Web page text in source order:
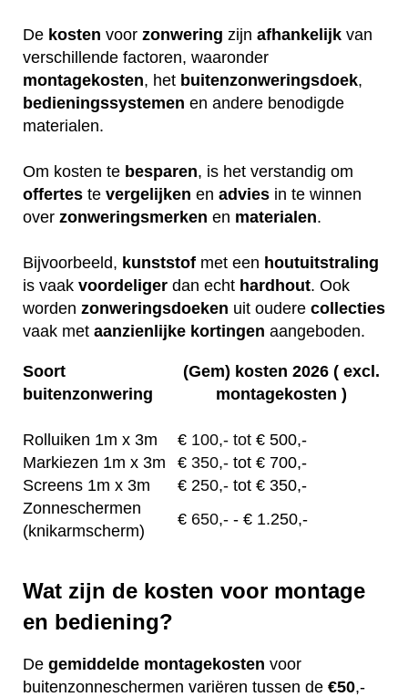
De kosten voor zonwering zijn afhankelijk van
verschillende factoren, waaronder
montagekosten, het buitenzonweringsdoek,
bedieningssystemen en andere benodigde
materialen.
Om kosten te besparen, is het verstandig om
offertes te vergelijken en advies in te winnen
over zonweringsmerken en materialen.
Bijvoorbeeld, kunststof met een houtuitstraling
is vaak voordeliger dan echt hardhout. Ook
worden zonweringsdoeken uit oudere collecties
vaak met aanzienlijke kortingen aangeboden.
Soort
buitenzonwering
(Gem) kosten 2026 ( excl.
montagekosten )
Rolluiken 1m x 3m € 100,- tot € 500,-
Markiezen 1m x 3m
€ 350,- tot € 700,-
Screens 1m x 3m
€ 250,- tot € 350,-
Zonneschermen
(knikarmscherm)
€ 650,- - € 1.250,-
Wat zijn de kosten voor montage
en bediening?
De gemiddelde montagekosten voor
buitenzonneschermen variëren tussen de €50,-